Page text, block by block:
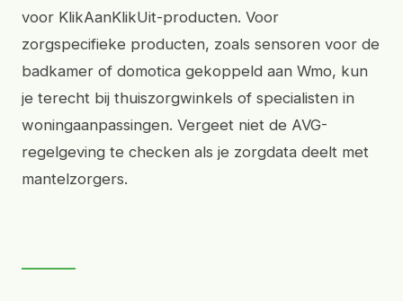
voor KlikAanKlikUit-producten. Voor
zorgspecifieke producten, zoals sensoren voor de
badkamer of domotica gekoppeld aan Wmo, kun
je terecht bij thuiszorgwinkels of specialisten in
woningaanpassingen. Vergeet niet de AVG-
regelgeving te checken als je zorgdata deelt met
mantelzorgers.